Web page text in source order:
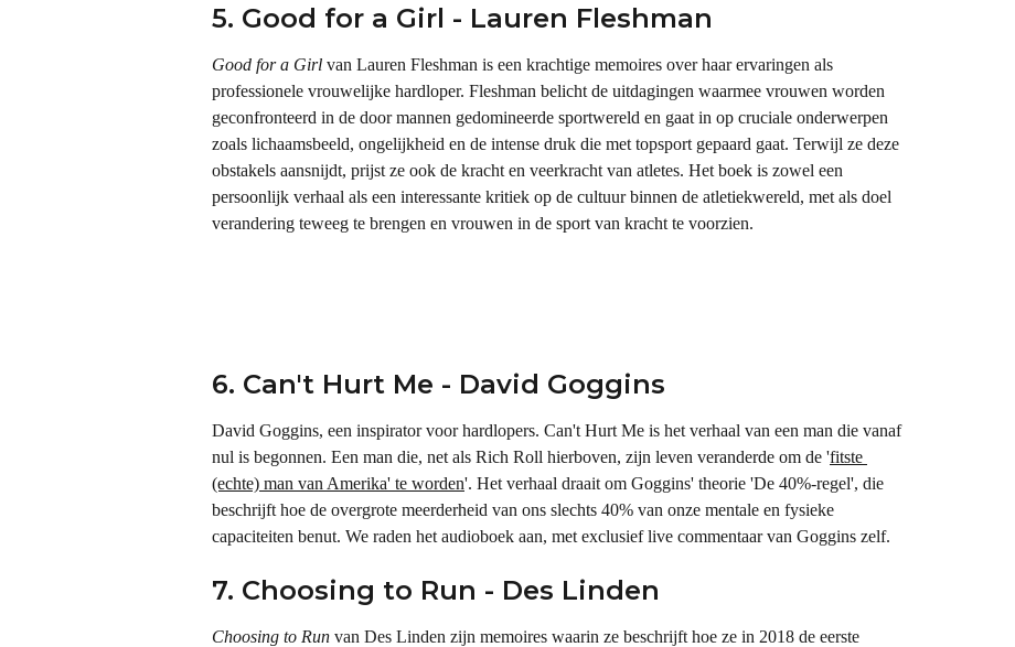
5. Good for a Girl - Lauren Fleshman
Good for a Girl van Lauren Fleshman is een krachtige memoires over haar ervaringen als
professionele vrouwelijke hardloper. Fleshman belicht de uitdagingen waarmee vrouwen worden
geconfronteerd in de door mannen gedomineerde sportwereld en gaat in op cruciale onderwerpen
zoals lichaamsbeeld, ongelijkheid en de intense druk die met topsport gepaard gaat. Terwijl ze deze
obstakels aansnijdt, prijst ze ook de kracht en veerkracht van atletes. Het boek is zowel een
persoonlijk verhaal als een interessante kritiek op de cultuur binnen de atletiekwereld, met als doel
verandering teweeg te brengen en vrouwen in de sport van kracht te voorzien.
6. Can't Hurt Me - David Goggins
David Goggins, een inspirator voor hardlopers. Can't Hurt Me is het verhaal van een man die vanaf
nul is begonnen. Een man die, net als Rich Roll hierboven, zijn leven veranderde om de 'fitste
(echte) man van Amerika' te worden'. Het verhaal draait om Goggins' theorie 'De 40%-regel', die
beschrijft hoe de overgrote meerderheid van ons slechts 40% van onze mentale en fysieke
capaciteiten benut. We raden het audioboek aan, met exclusief live commentaar van Goggins zelf.
7. Choosing to Run - Des Linden
Choosing to Run van Des Linden zijn memoires waarin ze beschrijft hoe ze in 2018 de eerste